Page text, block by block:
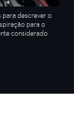
descrever o
para o
considerado